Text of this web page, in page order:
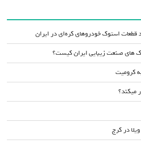
استوک خودروهای کره‌ای در ایران
های صنعت زیبایی ایران کیست؟
کرومیت
میکند؟
در کرج